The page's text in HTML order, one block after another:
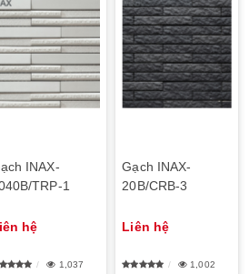
INAX-
TRP-1
hệ
1,037
Gạch INAX-
20B/CRB-3
Liên hệ
1,002